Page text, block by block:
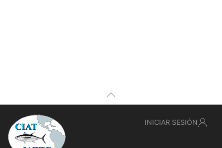
INICIAR SESIÓN